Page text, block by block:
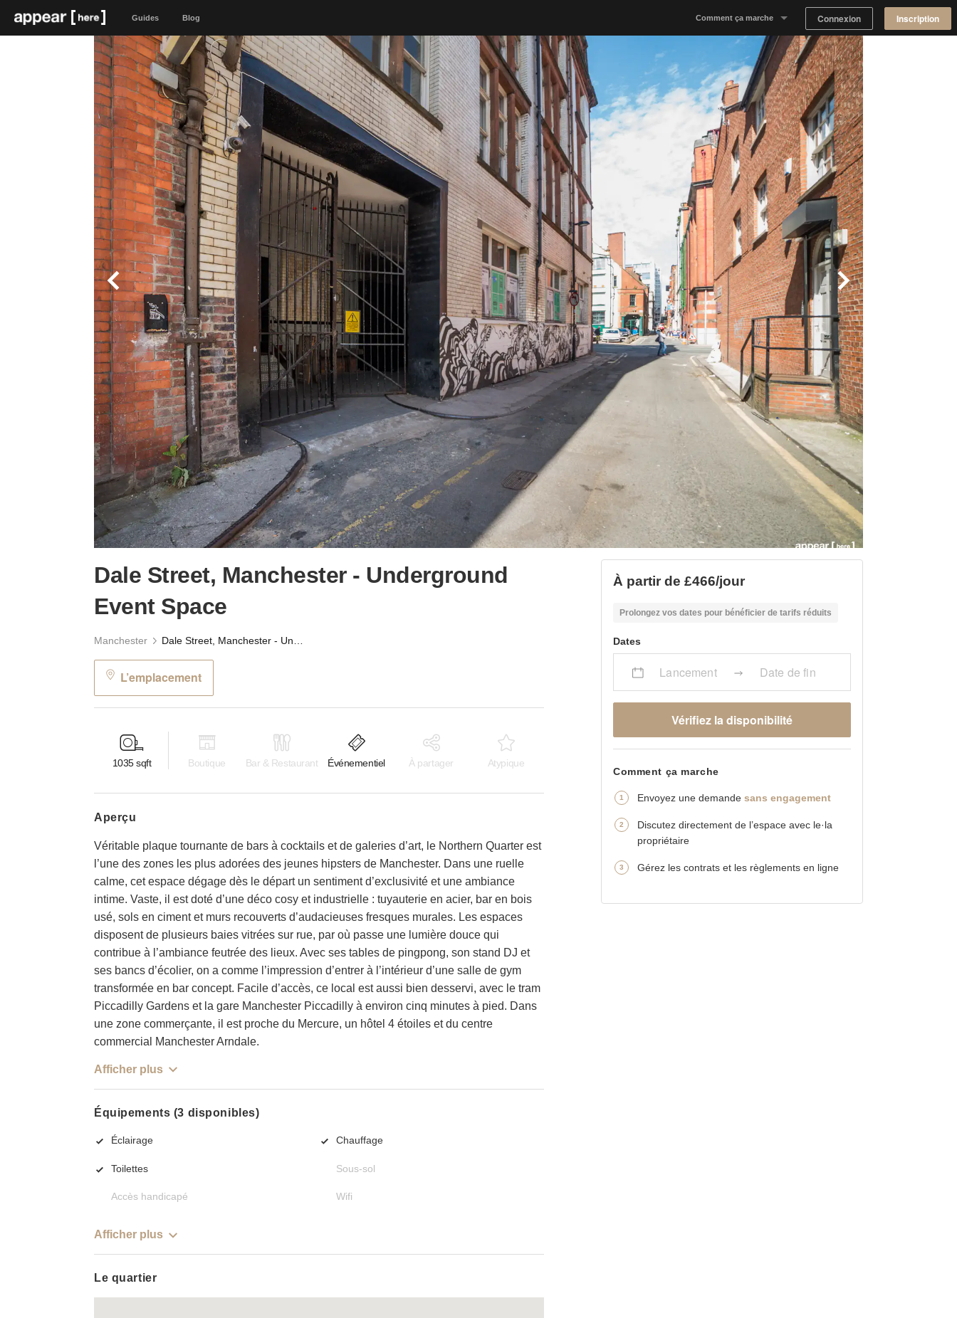
Guides Blog Comment ça marche
Notre concept
Proposer un espace
Trouver un espace
Tableau de Bord Propriétaire
Connexion Inscription
Dale Street, Manchester - Underground
Event Space
Manchester
L’emplacement
1035 sqft Boutique Bar & Restaurant Événementiel À partager Atypique
aperçu
Véritable plaque tournante de bars à cocktails et de galeries d’art, le Northern Quarter est
l’une des zones les plus adorées des jeunes hipsters de Manchester. Dans une ruelle
calme, cet espace dégage dès le départ un sentiment d’exclusivité et une ambiance
intime. Vaste, il est doté d’une déco cosy et industrielle : tuyauterie en acier, bar en bois
usé, sols en ciment et murs recouverts d’audacieuses fresques murales. Les espaces
disposent de plusieurs baies vitrées sur rue, par où passe une lumière douce qui
contribue à l’ambiance feutrée des lieux. Avec ses tables de pingpong, son stand DJ et
ses bancs d’écolier, on a comme l’impression d’entrer à l’intérieur d’une salle de gym
transformée en bar concept. Facile d’accès, ce local est aussi bien desservi, avec le tram
Piccadilly Gardens et la gare Manchester Piccadilly à environ cinq minutes à pied. Dans
une zone commerçante, il est proche du Mercure, un hôtel 4 étoiles et du centre
commercial Manchester Arndale.
Afficher plus
Équipements (3 disponibles)
Éclairage Chauffage
Toilettes Sous-sol
Accès handicapé Wifi
Afficher plus
Le quartier
À partir de £466/jour
Prolongez vos dates pour bénéficier de tarifs réduits
Dates
Lancement Date de fin
Vérifiez la disponibilité
Comment ça marche
Envoyez une demandesans engagement
Discutez directement de l’espace avec le·la
propriétaire
Gérez les contrats et les règlements en ligne